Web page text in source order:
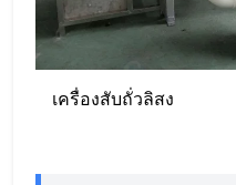
เครื่องสับถั่วลิสง